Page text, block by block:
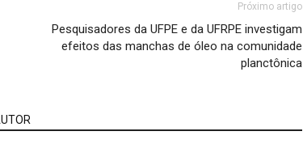
Próximo artigo
Pesquisadores da UFPE e da UFRPE investigam
efeitos das manchas de óleo na comunidade
planctônica